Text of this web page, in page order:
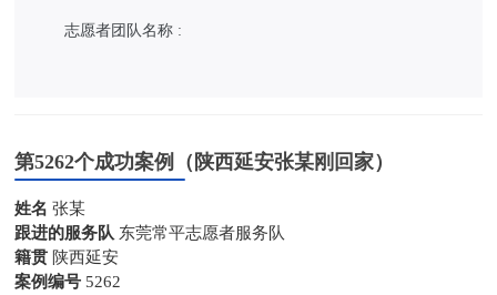
志愿者团队名称 :
第5262个成功案例（陕西延安张某刚回家）
姓名 张某
跟进的服务队 东莞常平志愿者服务队
籍贯 陕西延安
案例编号 5262